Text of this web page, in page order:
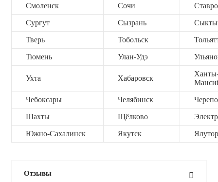
Смоленск Сочи
Сургут Сызрань
Тверь Тобольск
Тюмень Улан-Удэ
Ухта Хабаровск
Чебоксары Челябинск
Шахты Щёлково
Южно-Сахалинск Якутск
Отзывы